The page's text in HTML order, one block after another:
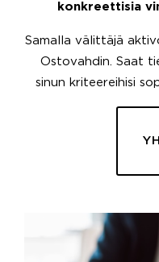
konkreettisia
Samalla välittäjä
Ostovahdin. Saat
sinun kriteereihisi